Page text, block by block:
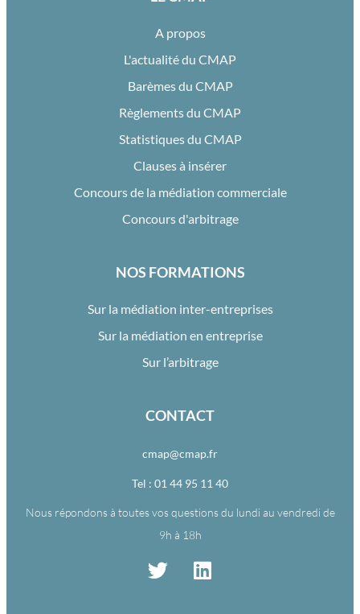
A propos
L'actualité du CMAP
Barèmes du CMAP
Règlements du CMAP
Statistiques du CMAP
Clauses à insérer
Concours de la médiation commerciale
Concours d'arbitrage
NOS FORMATIONS
Sur la médiation inter-entreprises
Sur la médiation en entreprise
Sur l’arbitrage
CONTACT
cmap@cmap.fr
Tel : 01 44 95 11 40
Nous répondons à toutes vos questions du lundi au vendredi de
9h à 18h